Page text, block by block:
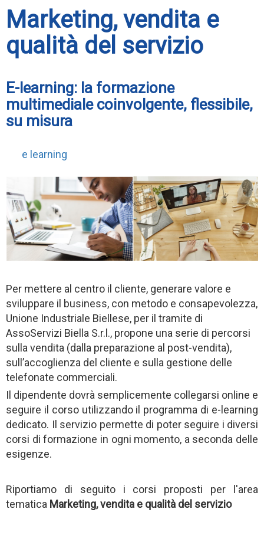
Marketing, vendita e
qualità del servizio
E-learning: la formazione
multimediale coinvolgente, flessibile,
su misura
e learning
Per mettere al centro il cliente, generare valore e
sviluppare il business, con metodo e consapevolezza,
Unione Industriale Biellese, per il tramite di
AssoServizi Biella S.r.l., propone una serie di percorsi
sulla vendita (dalla preparazione al post-vendita),
sull’accoglienza del cliente e sulla gestione delle
telefonate commerciali.
Il dipendente dovrà semplicemente collegarsi online e
seguire il corso utilizzando il programma di e-learning
dedicato. Il servizio permette di poter seguire i diversi
corsi di formazione in ogni momento, a seconda delle
esigenze.
Riportiamo di seguito i corsi proposti per l'area
tematica Marketing, vendita e qualità del servizio